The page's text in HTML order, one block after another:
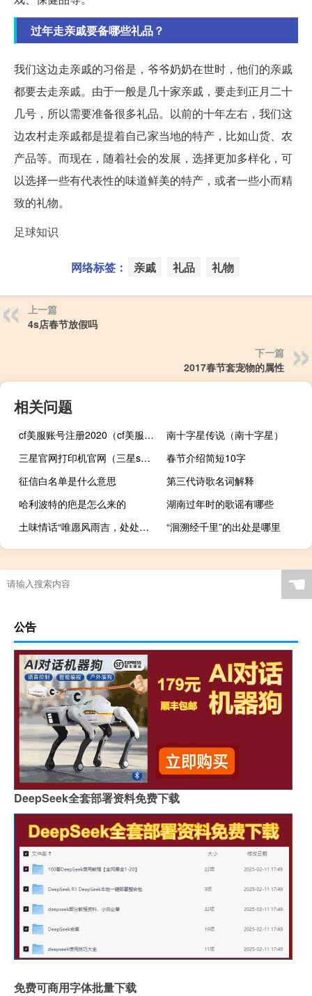
过年走亲戚要备哪些礼品？
我们这边走亲戚的习俗是，爷爷奶奶在世时，他们的亲戚
都要去走亲戚。由于一般是几十家亲戚，要走到正月二十
几号，所以需要准备很多礼品。以前的十年左右，我们这
边农村走亲戚都是提着自己家当地的特产，比如山货、农
产品等。而现在，随着社会的发展，选择更加多样化，可
以选择一些有代表性的味道鲜美的特产，或者一些小而精
致的礼物。
足球知识
网络标签： 亲戚 礼品 礼物
上一篇
4s店春节放假吗
下一篇
2017春节套宠物的属性
相关问题
cf美服账号注册2020（cf美服账号注册点不动）
南十字星传说（南十字星）
三星官网打印机官网（三星sghe258）
春节介绍简短10字
征信白名单是什么意思
第三代诗歌名词解释
哈利波特的疤是怎么来的
湖南过年时的歌谣有哪些
土味情话“唯愿风雨吉，处处皆是你”是什么意思什么梗
“洄溯经千里”的出处是哪里
☚
公告
DeepSeek全套部署资料免费下载
免费可商用字体批量下载